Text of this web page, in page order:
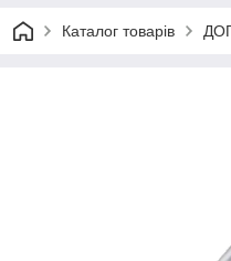
Каталог товарів